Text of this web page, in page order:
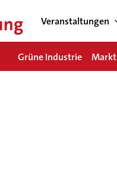
Veranstaltungen
Grüne Industrie Markt